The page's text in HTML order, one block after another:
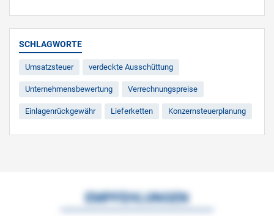
SCHLAGWORTE
Umsatzsteuer verdeckte Ausschüttung
Unternehmensbewertung Verrechnungspreise
Einlagenrückgewähr Lieferketten Konzernsteuerplanung
EMPFEHLUNGEN